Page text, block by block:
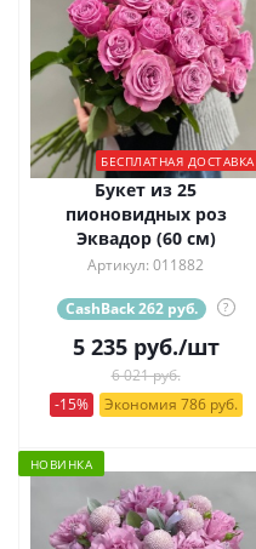
БЕСПЛАТНАЯ ДОСТАВКА
Букет из 25
пионовидных роз
Эквадор (60 см)
Артикул: 011882
CashBack 262 руб. ?
5 235руб./шт
6 021 руб.
-15%
Экономия 786 руб.
НОВИНКА